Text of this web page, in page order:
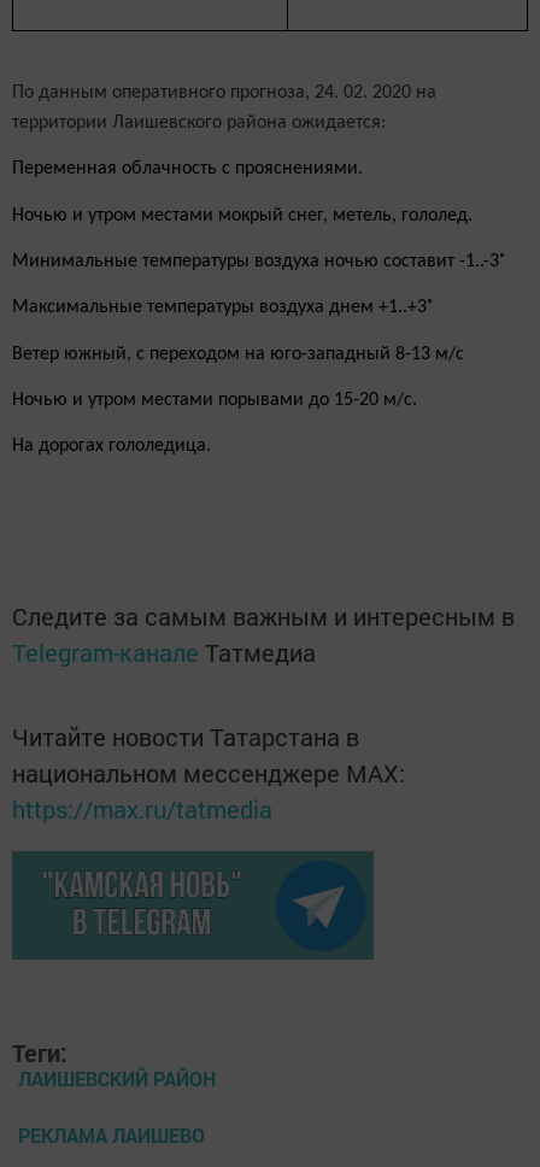
По данным оперативного прогноза, 24. 02. 2020 на
территории Лаишевского района ожидается:
Переменная облачность с прояснениями.
Ночью и утром местами мокрый снег, метель, гололед.
Минимальные температуры воздуха ночью составит -1..-3˚
Максимальные температуры воздуха днем +1..+3˚
Ветер южный, с переходом на юго-западный 8-13 м/с
Ночью и утром местами порывами до 15-20 м/с.
На дорогах гололедица.
Следите за самым важным и интересным в
Telegram-канале Татмедиа
Читайте новости Татарстана в
национальном мессенджере MАХ:
https://max.ru/tatmedia
Теги:
ЛАИШЕВСКИЙ РАЙОН
РЕКЛАМА ЛАИШЕВО